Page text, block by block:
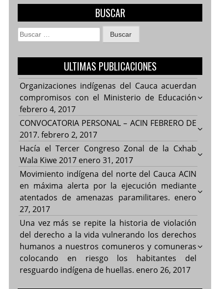
BUSCAR
Buscar:
ULTIMAS PUBLICACIONES
Organizaciones indígenas del Cauca acuerdan
compromisos con el Ministerio de Educación
febrero 4, 2017
CONVOCATORIA PERSONAL – ACIN FEBRERO DE
2017. febrero 2, 2017
Hacía el Tercer Congreso Zonal de la Cxhab
Wala Kiwe 2017 enero 31, 2017
Movimiento indígena del norte del Cauca ACIN
en máxima alerta por la ejecución mediante
atentados de amenazas paramilitares. enero
27, 2017
Una vez más se repite la historia de violación
del derecho a la vida vulnerando los derechos
humanos a nuestros comuneros y comuneras
colocando en riesgo los habitantes del
resguardo indígena de huellas. enero 26, 2017